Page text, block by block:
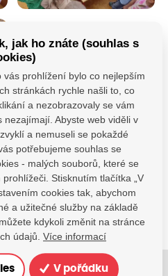
dotazy?
nás
jak ho znáte (souhlas s
prohlížení bylo co nejlepším
stránkách rychle našli to, co
a nezobrazovaly se vám
nezajímají. Abyste web viděli v
a nemuseli se pokaždé
potřebujeme souhlas se
- malých souborů, které se
Stisknutím tlačítka „V
cookies tak, abychom
a užitečné služby na základě
kdykoli změnit na stránce
údajů. Více informací
V pořádku